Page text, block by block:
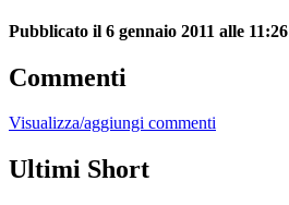
Pubblicato il 6 gennaio 2011 alle 11:26
Commenti
Visualizza/aggiungi commenti
Ultimi Short